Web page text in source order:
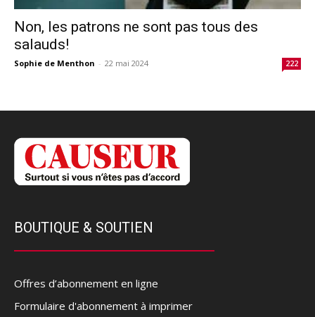
Non, les patrons ne sont pas tous des
salauds!
Sophie de Menthon - 22 mai 2024 222
BOUTIQUE & SOUTIEN
Offres d’abonnement en ligne
Formulaire d'abonnement à imprimer